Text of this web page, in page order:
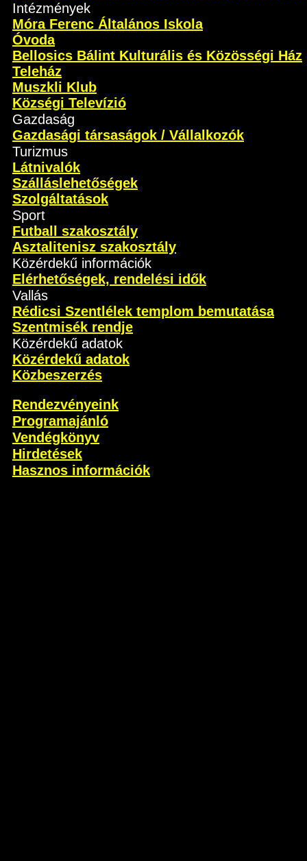
Intézmények
Móra Ferenc Általános Iskola
Óvoda
Bellosics Bálint Kulturális és Közösségi Ház
Teleház
Muszkli Klub
Községi Televízió
Gazdaság
Gazdasági társaságok / Vállalkozók
Turizmus
Látnivalók
Szálláslehetőségek
Szolgáltatások
Sport
Futball szakosztály
Asztalitenisz szakosztály
Közérdekű információk
Elérhetőségek, rendelési idők
Vallás
Rédicsi Szentlélek templom bemutatása
Szentmisék rendje
Közérdekű adatok
Közérdekű adatok
Közbeszerzés
Rendezvényeink
Programajánló
Vendégkönyv
Hirdetések
Hasznos információk